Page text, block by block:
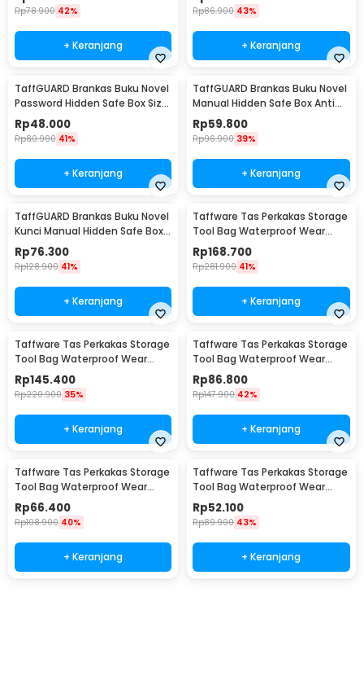
Rp78.900 42%
+ Keranjang
Rp86.900 43%
+ Keranjang
TaffGUARD Brankas Buku Novel
Password Hidden Safe Box Size
S - KB-20P
Rp48.000
Rp80.900 41%
+ Keranjang
TaffGUARD Brankas Buku Novel
Manual Hidden Safe Box Anti
Maling Size M - KB-20L
Rp59.800
Rp96.900 39%
+ Keranjang
TaffGUARD Brankas Buku Novel
Kunci Manual Hidden Safe Box
Size L Love - KB-20L
Rp76.300
Rp128.900 41%
+ Keranjang
Taffware Tas Perkakas Storage
Tool Bag Waterproof Wear
Resistant 23 Inch - A02584
Rp168.700
Rp281.900 41%
+ Keranjang
Taffware Tas Perkakas Storage
Tool Bag Waterproof Wear
Resistant 21 Inch - A02584
Rp145.400
Rp220.900 35%
+ Keranjang
Taffware Tas Perkakas Storage
Tool Bag Waterproof Wear
Resistant 18 Inch - A03403
Rp86.800
Rp147.900 42%
+ Keranjang
Taffware Tas Perkakas Storage
Tool Bag Waterproof Wear
Resistant 16 Inch - A03403
Rp66.400
Rp108.900 40%
+ Keranjang
Taffware Tas Perkakas Storage
Tool Bag Waterproof Wear
Resistant 13 Inch - A03403
Rp52.100
Rp89.900 43%
+ Keranjang